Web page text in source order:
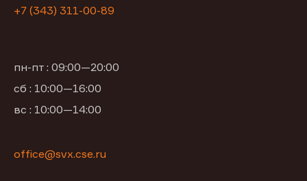
+7 (343) 311-00-89
пн-пт : 09:00—20:00
сб : 10:00—16:00
вс : 10:00—14:00
office@svx.cse.ru